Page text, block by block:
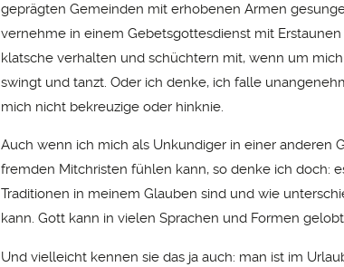
geprägten Gemeinden mit erhobenen Armen
vernehme in einem Gebetsgottesdienst mit
klatsche verhalten und schüchtern mit, wenn um
swingt und tanzt. Oder ich denke, ich falle
mich nicht bekreuzige oder hinknie.
Auch wenn ich mich als Unkundiger in einer anderen
fremden Mitchristen fühlen kann, so denke ich doch:
Traditionen in meinem Glauben sind und wie
kann. Gott kann in vielen Sprachen und Formen
Und vielleicht kennen sie das ja auch: man ist im